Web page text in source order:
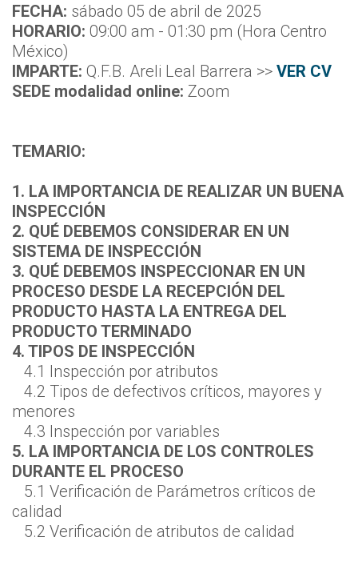
FECHA: sábado 05 de abril de 2025
HORARIO: 09:00 am - 01:30 pm (Hora Centro
México)
IMPARTE: Q.F.B. Areli Leal Barrera >> VER CV
SEDE modalidad online: Zoom
TEMARIO:
1. LA IMPORTANCIA DE REALIZAR UN BUENA
INSPECCIÓN
2. QUÉ DEBEMOS CONSIDERAR EN UN
SISTEMA DE INSPECCIÓN
3. QUÉ DEBEMOS INSPECCIONAR EN UN
PROCESO DESDE LA RECEPCIÓN DEL
PRODUCTO HASTA LA ENTREGA DEL
PRODUCTO TERMINADO
4. TIPOS DE INSPECCIÓN
4.1 Inspección por atributos
4.2 Tipos de defectivos críticos, mayores y
menores
4.3 Inspección por variables
5. LA IMPORTANCIA DE LOS CONTROLES
DURANTE EL PROCESO
5.1 Verificación de Parámetros críticos de
calidad
5.2 Verificación de atributos de calidad